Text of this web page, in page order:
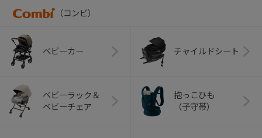
（コンビ）
ベビーカー チャイルドシート
ベビーラック＆
ベビーチェア
抱っこひも
（子守帯）